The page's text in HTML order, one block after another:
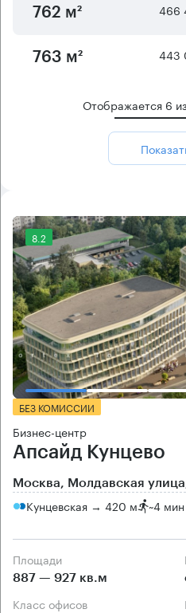
762 м² 466
763 м² 443
Отображается 6
8.2
БЕЗ КОМИССИИ
Бизнес-центр
Апсайд Кунцево
Москва, Молдавская улица,
Кунцевская → 420 м ~4 мин
Площади
887 — 927 кв.м
Класс офисов